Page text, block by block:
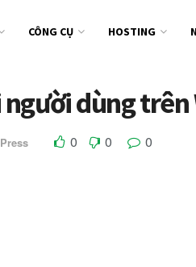
CÔNG CỤ HOSTING
dùng
0 0 0